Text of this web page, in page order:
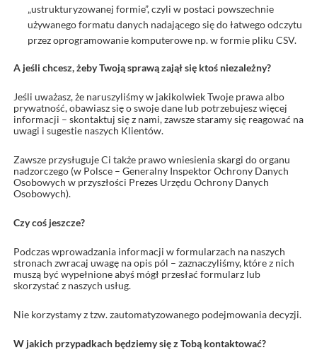
„ustrukturyzowanej formie”, czyli w postaci powszechnie
używanego formatu danych nadającego się do łatwego odczytu
przez oprogramowanie komputerowe np. w formie pliku CSV.
A jeśli chcesz, żeby Twoją sprawą zajął się ktoś niezależny?
Jeśli uważasz, że naruszyliśmy w jakikolwiek Twoje prawa albo
prywatność, obawiasz się o swoje dane lub potrzebujesz więcej
informacji – skontaktuj się z nami, zawsze staramy się reagować na
uwagi i sugestie naszych Klientów.
Zawsze przysługuje Ci także prawo wniesienia skargi do organu
nadzorczego (w Polsce – Generalny Inspektor Ochrony Danych
Osobowych w przyszłości Prezes Urzędu Ochrony Danych
Osobowych).
Czy coś jeszcze?
Podczas wprowadzania informacji w formularzach na naszych
stronach zwracaj uwagę na opis pól – zaznaczyliśmy, które z nich
muszą być wypełnione abyś mógł przesłać formularz lub
skorzystać z naszych usług.
Nie korzystamy z tzw. zautomatyzowanego podejmowania decyzji.
W jakich przypadkach będziemy się z Tobą kontaktować?